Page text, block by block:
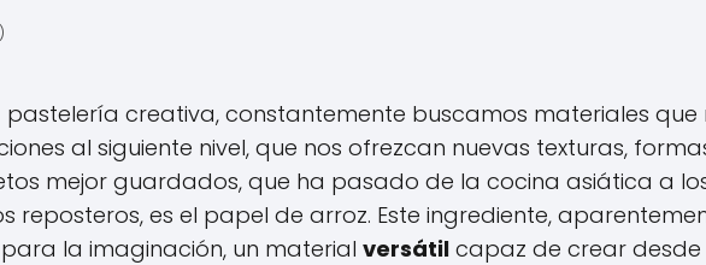
pastelería creativa, constantemente buscamos materiales que
al siguiente nivel, que nos ofrezcan nuevas texturas,
mejor guardados, que ha pasado de la cocina asiática a
reposteros, es el papel de arroz. Este ingrediente,
la imaginación, un material versátil capaz de crear desde